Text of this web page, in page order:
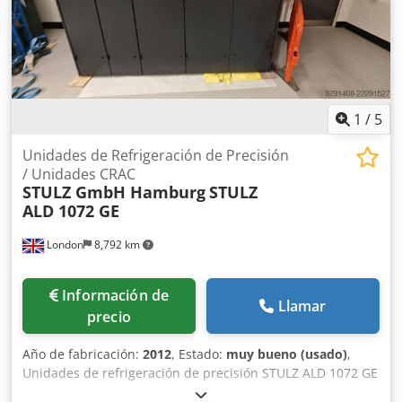
Acjzklicjkek
1 / 5
London 8,792 km
Unidades de Refrigeración de Precisión
/ Unidades CRAC
STULZ GmbH HamburgSTULZ
ALD 1072 GE
Información de
precio
Llamar
Año de fabricación: 2012, Estado: muy bueno (usado),
Unidades de refrigeración de precisión STULZ ALD 1072 GE
/ sistemas de climatización de control preciso, usadas,